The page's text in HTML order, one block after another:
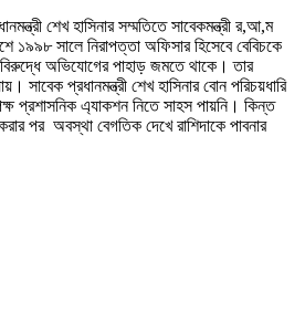
শেখ হাসিনার সম্মতিতে সাবেকমন্ত্রী র,আ,ম
১৯৯৮ সালে নিরাপত্তা অফিসার হিসেবে বেবিচকে
অভিযোগের পাহাড় জমতে থাকে। তার
সাবেক প্রধানমন্ত্রী শেখ হাসিনার বোন পরিচয়ধারি
প্রশাসনিক এ্যাকশন নিতে সাহস পায়নি। কিন্ত
পর অবস্থা বেগতিক দেখে রাশিদাকে পাবনার